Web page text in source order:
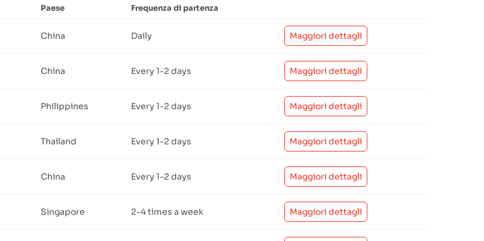
Paese Frequenza di partenza
China Daily Maggiori dettagli
China Every 1-2 days Maggiori dettagli
Philippines Every 1-2 days Maggiori dettagli
Thailand Every 1-2 days Maggiori dettagli
China Every 1-2 days Maggiori dettagli
Singapore 2-4 times a week Maggiori dettagli